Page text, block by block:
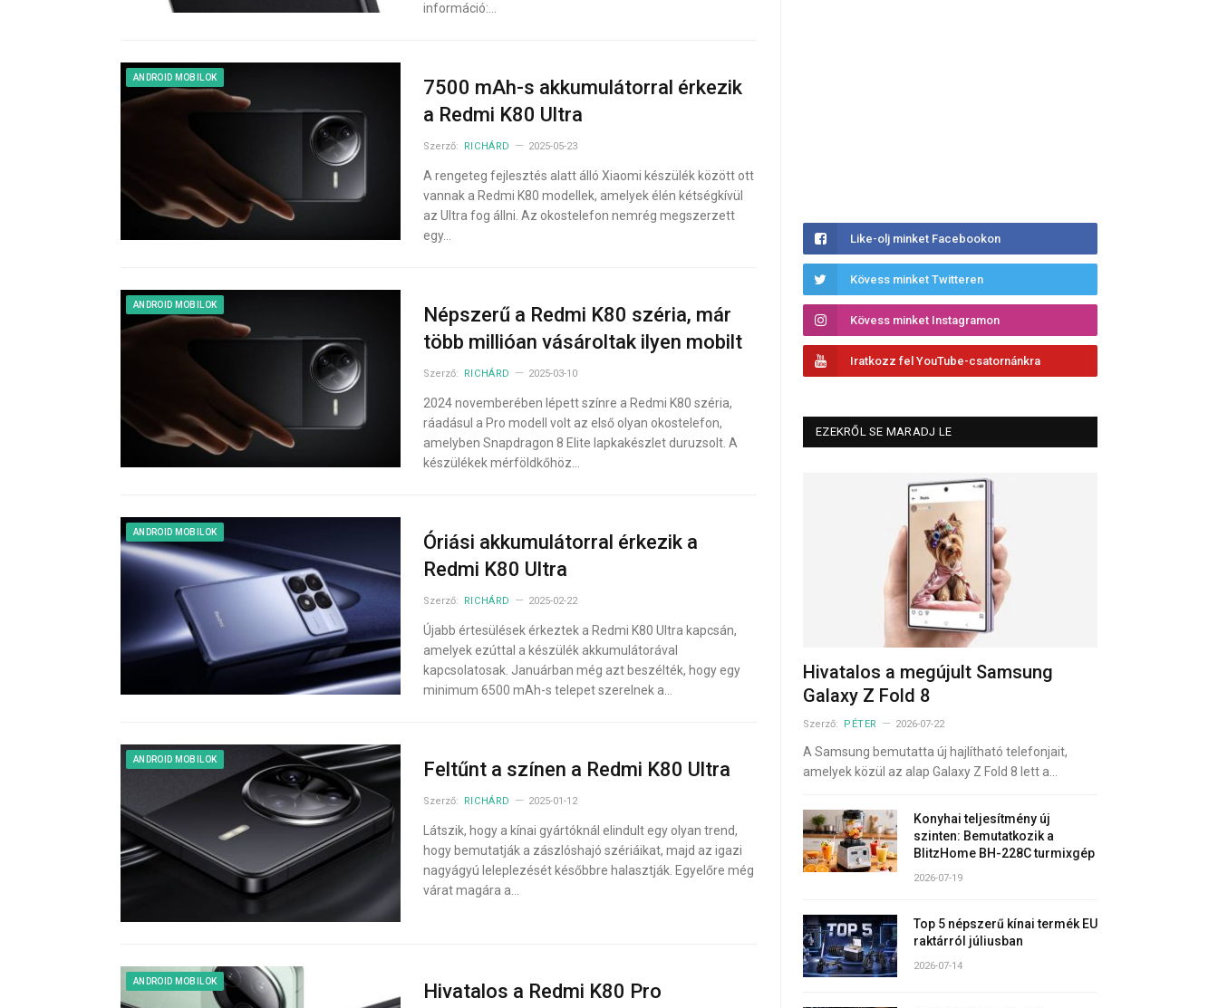
információ:…
ANDROID MOBILOK
7500 mAh-s akkumulátorral érkezik
a Redmi K80 Ultra
Szerző: RICHÁRD 2025-05-23
A rengeteg fejlesztés alatt álló Xiaomi készülék között ott
vannak a Redmi K80 modellek, amelyek élén kétségkívül
az Ultra fog állni. Az okostelefon nemrég megszerzett
egy…
ANDROID MOBILOK
Népszerű a Redmi K80 széria, már
több millióan vásároltak ilyen mobilt
Szerző: RICHÁRD 2025-03-10
2024 novemberében lépett színre a Redmi K80 széria,
ráadásul a Pro modell volt az első olyan okostelefon,
amelyben Snapdragon 8 Elite lapkakészlet duruzsolt. A
készülékek mérföldkőhöz…
ANDROID MOBILOK
Óriási akkumulátorral érkezik a
Redmi K80 Ultra
Szerző: RICHÁRD 2025-02-22
Újabb értesülések érkeztek a Redmi K80 Ultra kapcsán,
amelyek ezúttal a készülék akkumulátorával
kapcsolatosak. Januárban még azt beszélték, hogy egy
minimum 6500 mAh-s telepet szerelnek a…
ANDROID MOBILOK Feltűnt a színen a Redmi K80 Ultra
Szerző: RICHÁRD 2025-01-12
Látszik, hogy a kínai gyártóknál elindult egy olyan trend,
hogy bemutatják a zászlóshajó szériáikat, majd az igazi
nagyágyú leleplezését későbbre halasztják. Egyelőre még
várat magára a…
ANDROID MOBILOK Hivatalos a Redmi K80 Pro
Like-olj minket Facebookon
Kövess minket Twitteren
Kövess minket Instagramon
Iratkozz fel YouTube-csatornánkra
EZEKRŐL SE MARADJ LE
Hivatalos a megújult Samsung
Galaxy Z Fold 8
Szerző: PÉTER 2026-07-22
A Samsung bemutatta új hajlítható telefonjait,
amelyek közül az alap Galaxy Z Fold 8 lett a…
Konyhai teljesítmény új
szinten: Bemutatkozik a
BlitzHome BH-228C turmixgép
2026-07-19
Top 5 népszerű kínai termék EU
raktárról júliusban
2026-07-14